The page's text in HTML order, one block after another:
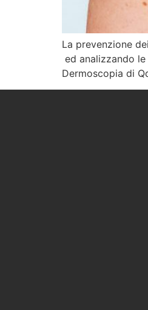
La prevenzione
ed analizzando
Dermoscopia di